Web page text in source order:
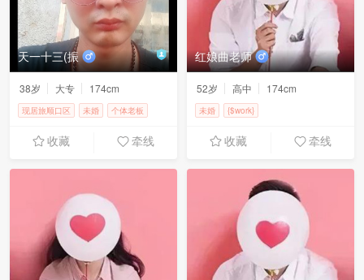
天一十三(振
38岁 大专 174cm
现居旅顺口区 未婚
个体老板
收藏 牵线
红娘曲老师
52岁 高中 174cm
未婚 {$work}
收藏 牵线